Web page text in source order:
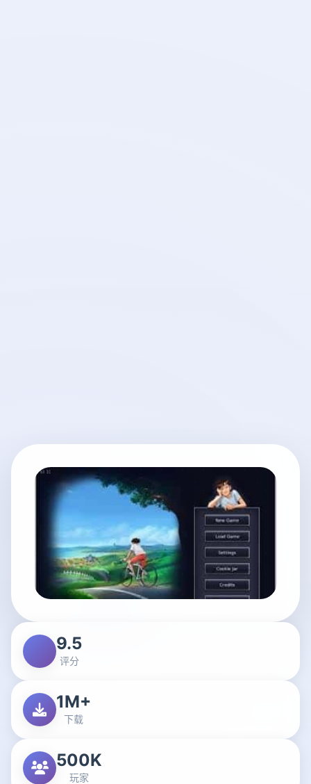
9.5
评分
1M+
下载
500K
玩家